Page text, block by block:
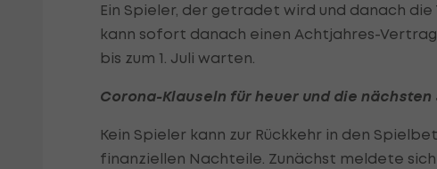
Ein Spieler, der getradet wird und danach
kann sofort danach einen Achtjahres-
bis zum 1. Juli warten.
Corona-Klauseln für heuer und die nächsten
Kein Spieler kann zur Rückkehr in den
finanziellen Nachteile. Zunächst meldete